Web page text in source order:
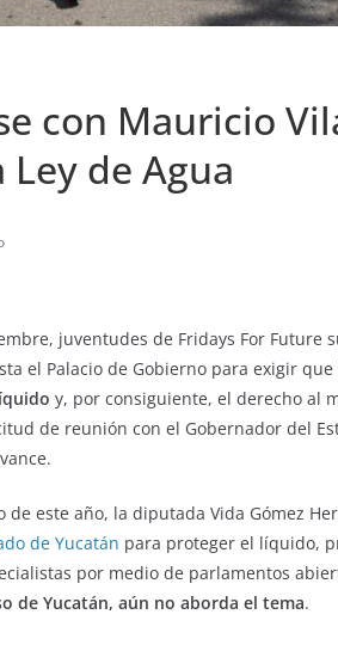
con Mauricio
de Agua
juventudes de Fridays For Future
el Palacio de Gobierno para exigir que
y, por consiguiente, el derecho al
de reunión con el Gobernador del
de este año, la diputada Vida Gómez
de Yucatán para proteger el líquido,
por medio de parlamentos
de Yucatán, aún no aborda el tema.